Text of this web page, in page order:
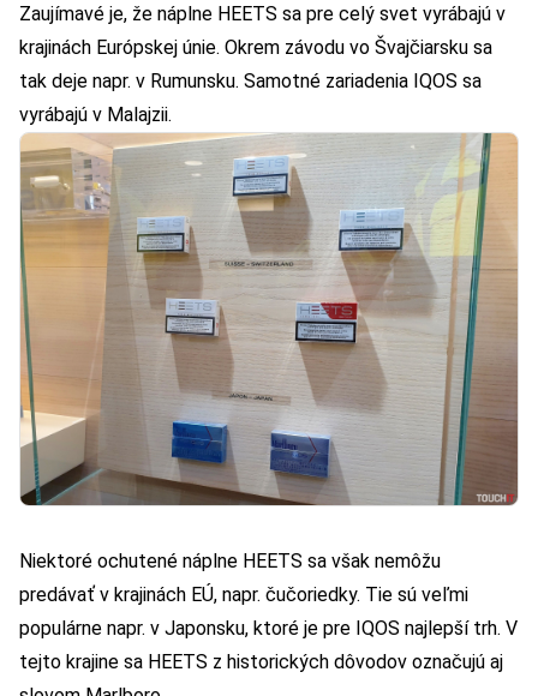
Zaujímavé je, že náplne HEETS sa pre celý svet vyrábajú v
krajinách Európskej únie. Okrem závodu vo Švajčiarsku sa
tak deje napr. v Rumunsku. Samotné zariadenia IQOS sa
vyrábajú v Malajzii.
Niektoré ochutené náplne HEETS sa však nemôžu
predávať v krajinách EÚ, napr. čučoriedky. Tie sú veľmi
populárne napr. v Japonsku, ktoré je pre IQOS najlepší trh. V
tejto krajine sa HEETS z historických dôvodov označujú aj